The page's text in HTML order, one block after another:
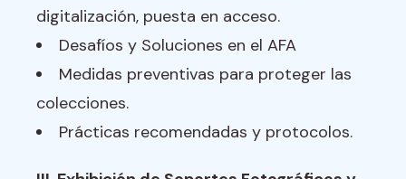
digitalización, puesta en acceso.
Desafíos y Soluciones en el AFA
Medidas preventivas para proteger las
colecciones.
Prácticas recomendadas y protocolos.